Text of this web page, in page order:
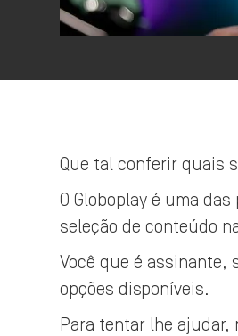
Que tal conferir quais
O Globoplay é uma
seleção de conteúdo
Você que é assinante,
opções disponíveis.
Para tentar lhe ajudar,